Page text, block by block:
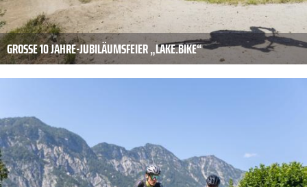
GROSSE 10 JAHRE-JUBILÄUMSFEIER „LAKE.BIKE“